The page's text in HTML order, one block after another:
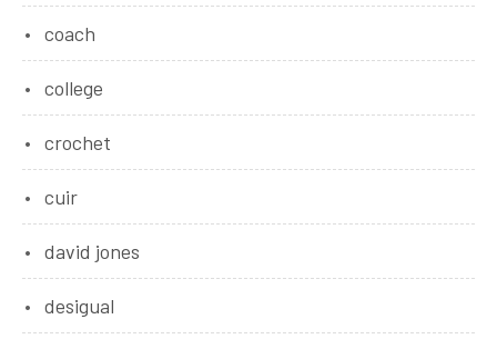
coach
college
crochet
cuir
david jones
desigual